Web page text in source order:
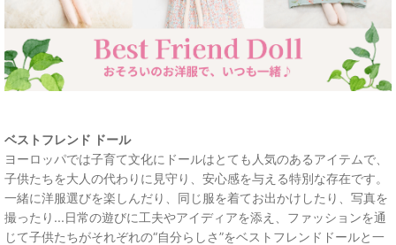
ベストフレンド ドール
ヨーロッパでは子育て文化にドールはとても人気のあるアイテムで、
子供たちを大人の代わりに見守り、安心感を与える特別な存在です。
一緒に洋服選びを楽しんだり、同じ服を着てお出かけしたり、写真を
撮ったり...日常の遊びに工夫やアイディアを添え、ファッションを通
じて子供たちがそれぞれの“自分らしさ”をベストフレンドドールと一